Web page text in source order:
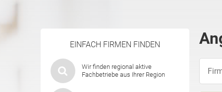
EINFACH FIRMEN FINDEN
Wir finden regional aktive
Fachbetriebe aus Ihrer Region